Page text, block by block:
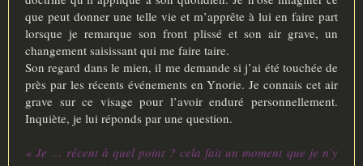
que peut donner une telle vie et m’apprête à lui en faire part
lorsque je remarque son front plissé et son air grave, un
changement saisissant qui me faire taire.
Son regard dans le mien, il me demande si j’ai été touchée de
près par les récents événements en Ynorie. Je connais cet air
grave sur ce visage pour l’avoir enduré personnellement.
Inquiète, je lui réponds par une question.
« Je … récent à quel point ? cela fait un moment que je n’y